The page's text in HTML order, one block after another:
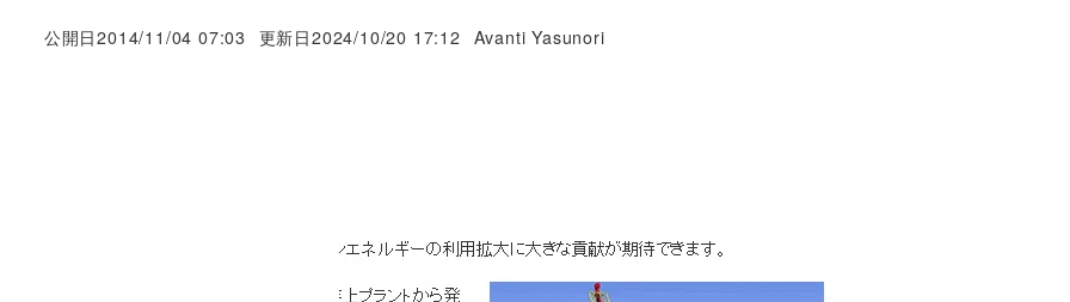
公開日2014/11/04 07:03 更新日2024/10/20 17:12
著
Avanti Yasunori